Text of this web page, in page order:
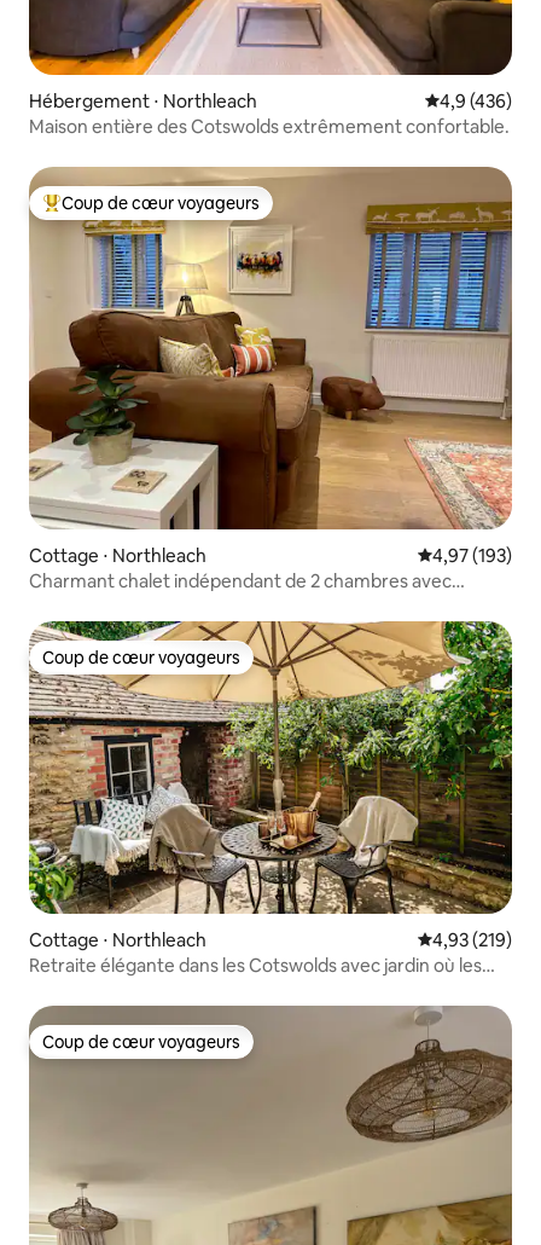
Hébergement ⋅ Northleach Évaluation
4,9 (436)
Maison entière des Cotswolds extrêmement confortable.
Coups de cœur voyageurs les plus appréciés
Coup de cœur voyageurs
Cottage ⋅ Northleach Évaluation
4,97 (193)
Charmant chalet indépendant de 2 chambres avec
Coup de cœur voyageurs
Coup de cœur voyageurs
Cottage ⋅ Northleach Évaluation
4,93 (219)
Retraite élégante dans les Cotswolds avec jardin où les
Coup de cœur voyageurs
Coup de cœur voyageurs